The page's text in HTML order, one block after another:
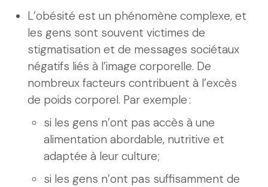
L’obésité est un phénomène complexe, et
les gens sont souvent victimes de
stigmatisation et de messages sociétaux
négatifs liés à l’image corporelle. De
nombreux facteurs contribuent à l’excès
de poids corporel. Par exemple :
si les gens n’ont pas accès à une
alimentation abordable, nutritive et
adaptée à leur culture;
si les gens n’ont pas suffisamment de